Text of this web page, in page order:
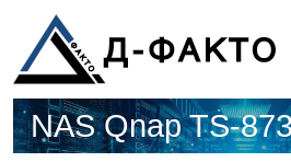
NAS Qnap TS-